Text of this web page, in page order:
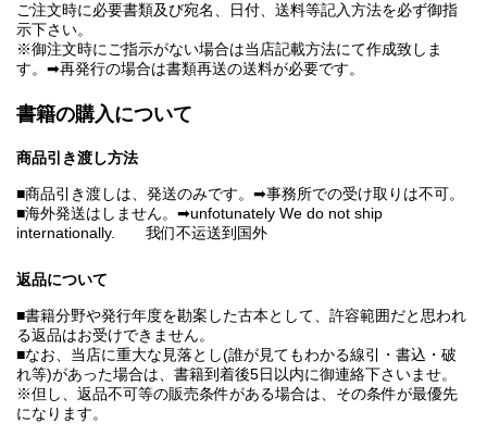
ご注文時に必要書類及び宛名、日付、送料等記入方法を必ず御指
示下さい。
※御注文時にご指示がない場合は当店記載方法にて作成致しま
す。➡再発行の場合は書類再送の送料が必要です。
書籍の購入について
商品引き渡し方法
■商品引き渡しは、発送のみです。➡事務所での受け取りは不可。
■海外発送はしません。➡unfotunately We do not ship
internationally. 我们不运送到国外
返品について
■書籍分野や発行年度を勘案した古本として、許容範囲だと思われ
る返品はお受けできません。
■なお、当店に重大な見落とし(誰が見てもわかる線引・書込・破
れ等)があった場合は、書籍到着後5日以内に御連絡下さいませ。
※但し、返品不可等の販売条件がある場合は、その条件が最優先
になります。